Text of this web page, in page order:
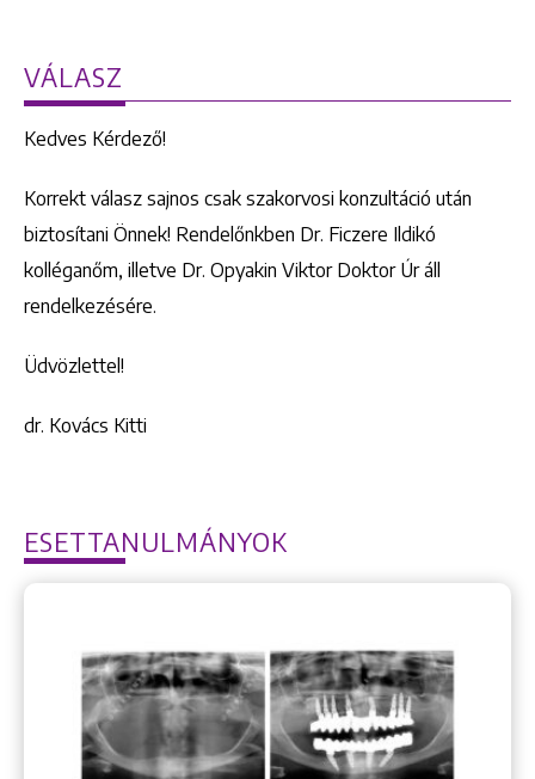
VÁLASZ
Kedves Kérdező!
Korrekt válasz sajnos csak szakorvosi konzultáció után
biztosítani Önnek! Rendelőnkben Dr. Ficzere Ildikó
kolléganőm, illetve Dr. Opyakin Viktor Doktor Úr áll
rendelkezésére.
Üdvözlettel!
dr. Kovács Kitti
ESETTANULMÁNYOK